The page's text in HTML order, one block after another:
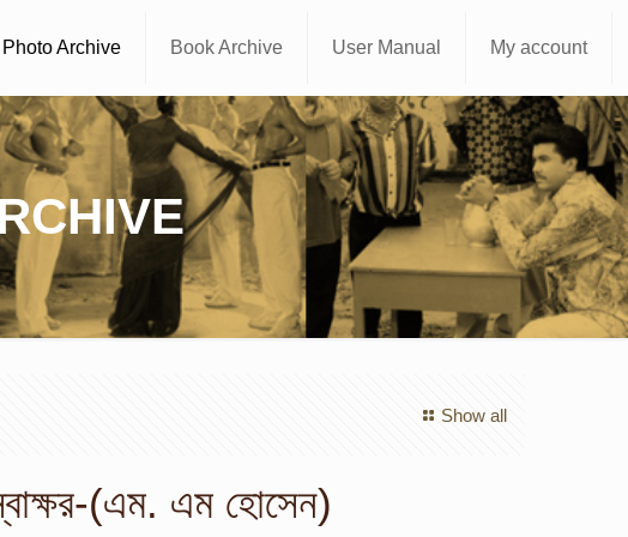
Photo Archive Book Archive User Manual My account
Show all
(এম. এম হোসেন)